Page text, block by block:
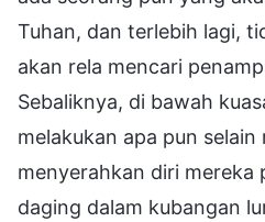
Tuhan, dan terlebih lagi,
akan rela mencari
Sebaliknya, di bawah
melakukan apa pun
menyerahkan diri mereka
daging dalam kubangan